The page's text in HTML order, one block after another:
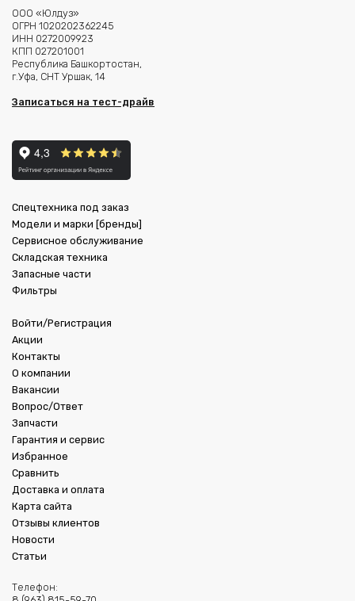
ООО «Юлдуз»
ОГРН 1020202362245
ИНН 0272009923
КПП 027201001
Республика Башкортостан,
г.Уфа, СНТ Уршак, 14
Записаться на тест-драйв
Спецтехника под заказ
Модели и марки [бренды]
Сервисное обслуживание
Складская техника
Запасные части
Фильтры
Войти/Регистрация
Акции
Контакты
О компании
Вакансии
Вопрос/Ответ
Запчасти
Гарантия и сервис
Избранное
Сравнить
Доставка и оплата
Карта сайта
Отзывы клиентов
Новости
Статьи
Телефон: